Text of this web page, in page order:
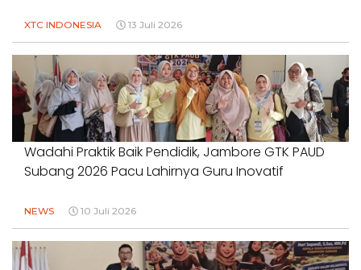
XTC INDONESIA 13 Juli 2026
Wadahi Praktik Baik Pendidik, Jambore GTK PAUD
Subang 2026 Pacu Lahirnya Guru Inovatif
NEWS 10 Juli 2026